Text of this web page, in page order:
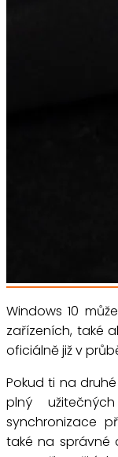
Windows 10
zařízeních, také
oficiálně již v
Pokud ti na
plný
synchronizace
také na správné